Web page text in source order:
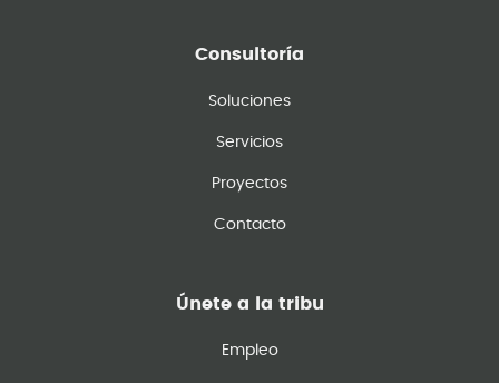
Consultoría
Soluciones
Servicios
Proyectos
Contacto
Únete a la tribu
Empleo